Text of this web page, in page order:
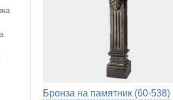
Бронза на памятник (60-538)